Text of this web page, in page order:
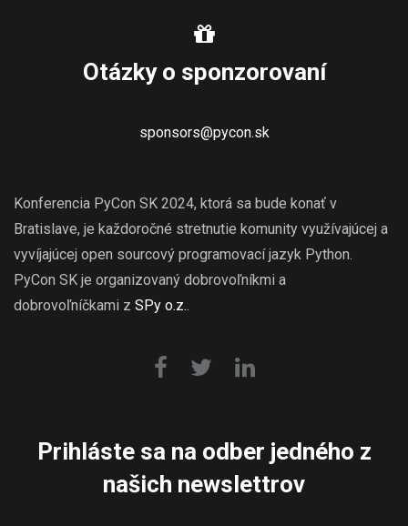
Otázky o sponzorovaní
sponsors@pycon.sk
Konferencia PyCon SK 2024, ktorá sa bude konať v
Bratislave, je každoročné stretnutie komunity využívajúcej a
vyvíjajúcej open sourcový programovací jazyk Python.
PyCon SK je organizovaný dobrovoľníkmi a
dobrovoľníčkami z SPy o.z..
Prihláste sa na odber jedného z
našich newslettrov